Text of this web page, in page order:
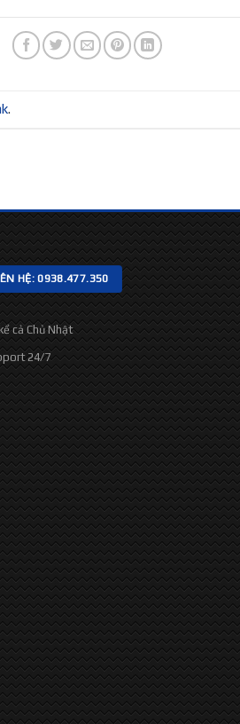
.
HỆ: 0938.477.350
cả Chủ Nhật
24/7